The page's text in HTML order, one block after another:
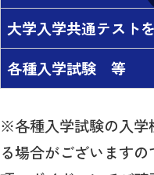
大学入学共通テスト
各種入学試験 等
※各種入学試験の入学
る場合がございます